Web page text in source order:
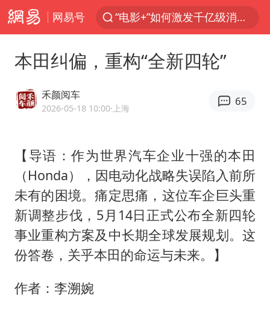
网易号
“电影+”如何激发千亿级消费新活力？
向鹏0-3不敌张本智和
“新疆阿勒泰八月能滑雪”不实
广东雷州通报特教老师招聘违规事件
“立秋的第一杯奶茶”又爆单了
陈幸同晋级WTT横滨冠军赛8强
本田纠偏，重构“全新四轮”
禾颜阅车
2026-05-18 10:00·上海
65
【导语：作为世界汽车企业十强的本田
（Honda），因电动化战略失误陷入前所
未有的困境。痛定思痛，这位车企巨头重
新调整步伐，5月14日正式公布全新四轮
事业重构方案及中长期全球发展规划。这
份答卷，关乎本田的命运与未来。】
作者：李溯婉